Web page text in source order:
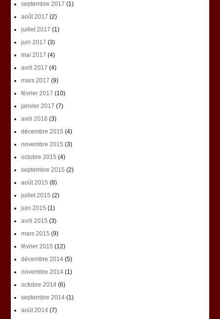
septembre 2017 (1)
août 2017 (2)
juillet 2017 (1)
juin 2017 (3)
mai 2017 (4)
avril 2017 (4)
mars 2017 (9)
février 2017 (10)
janvier 2017 (7)
avril 2016 (3)
décembre 2015 (4)
novembre 2015 (3)
octobre 2015 (4)
septembre 2015 (2)
août 2015 (8)
juillet 2015 (2)
juin 2015 (1)
avril 2015 (3)
mars 2015 (9)
février 2015 (12)
décembre 2014(5)
novembre 2014(1)
octobre 2014(6)
septembre 2014(1)
août 2014(7)